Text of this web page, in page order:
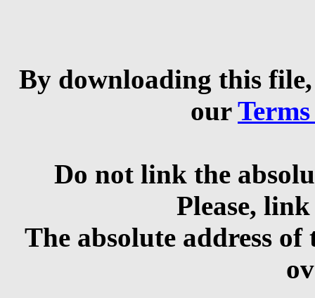
By downloading this
our
Do not link the
Please,
The absolute address